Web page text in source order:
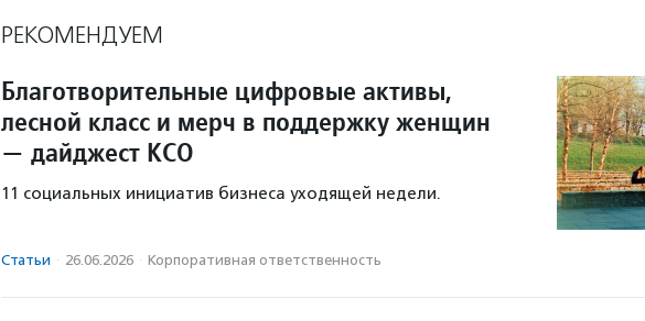
РЕКОМЕНДУЕМ
Благотворительные цифровые активы,
лесной класс и мерч в поддержку женщин
— дайджест КСО
11 социальных инициатив бизнеса уходящей недели.
Статьи · 26.06.2026 · Корпоративная ответственность